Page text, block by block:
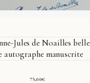
Jules de Noailles belle
autographe manuscrite
75,00€